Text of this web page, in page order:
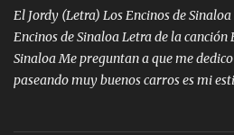
El Jordy (Letra) Los Encinos de
Encinos de Sinaloa Letra de la canción
Sinaloa Me preguntan a que me
paseando muy buenos carros es mi